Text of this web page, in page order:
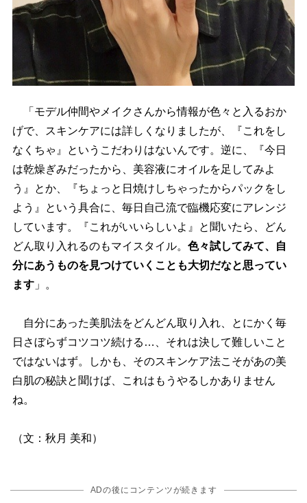
「モデル仲間やメイクさんから情報が色々と入るおか
げで、スキンケアには詳しくなりましたが、『これをし
なくちゃ』というこだわりはないんです。逆に、『今日
は乾燥ぎみだったから、美容液にオイルを足してみよ
う』とか、『ちょっと日焼けしちゃったからパックをし
よう』という具合に、毎日自己流で臨機応変にアレンジ
しています。『これがいいらしいよ』と聞いたら、どん
どん取り入れるのもマイスタイル。 色々試してみて、自
分にあうものを見つけていくことも大切だなと思ってい
ます」。
自分にあった美肌法をどんどん取り入れ、とにかく毎
日さぼらずコツコツ続ける…、それは決して難しいこと
ではないはず。しかも、そのスキンケア法こそがあの美
白肌の秘訣と聞けば、これはもうやるしかありません
ね。
（文：秋月 美和）
ADの後にコンテンツが続きます